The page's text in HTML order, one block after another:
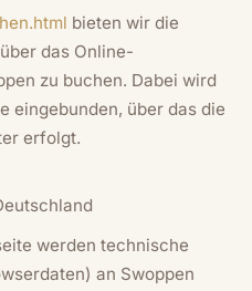
bieten wir die
das Online-
zu buchen. Dabei wird
eingebunden, über das die
erfolgt.
werden technische
an Swoppen